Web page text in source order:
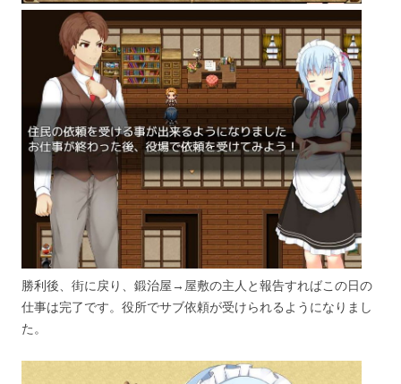
勝利後、街に戻り、鍛治屋→屋敷の主人と報告すればこの日の
仕事は完了です。役所でサブ依頼が受けられるようになりまし
た。